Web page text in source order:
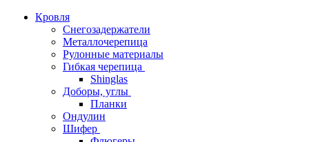
Кровля
Снегозадержатели
Металлочерепица
Рулонные материалы
Гибкая черепица
Shinglas
Доборы, углы
Планки
Ондулин
Шифер